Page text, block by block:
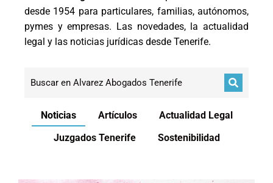
desde 1954 para particulares, familias, autónomos,
pymes y empresas. Las novedades, la actualidad
legal y las noticias jurídicas desde Tenerife.
Noticias Artículos
Actualidad Legal
Juzgados Tenerife
Sostenibilidad